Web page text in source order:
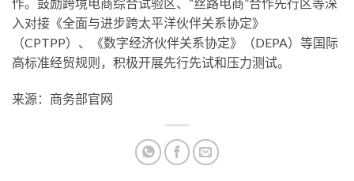
入对接《全面与进步跨太平洋伙伴关系协定》
（CPTPP）、《数字经济伙伴关系协定》（DEPA）等国际
高标准经贸规则，积极开展先行先试和压力测试。
来源：商务部官网